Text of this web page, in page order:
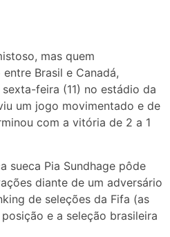
mas quem
Brasil e Canadá,
feira (11) no estádio da
um jogo movimentado e de
com a vitória de 2 a 1
sueca Pia Sundhage pôde
diante de um adversário
de seleções da Fifa (as
e a seleção brasileira